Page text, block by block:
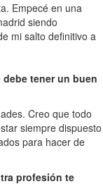
Empecé en una
siendo
mi salto definitivo a
tener un buen
Creo que todo
siempre dispuesto
para hacer de
profesión te